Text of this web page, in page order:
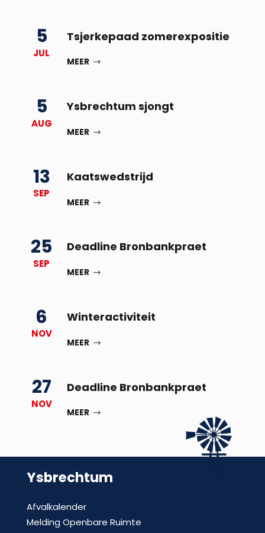
5
JUL
Tsjerkepaad zomerexpositie
MEER
5
AUG
Ysbrechtum sjongt
MEER
13
SEP
Kaatswedstrijd
MEER
25
SEP
Deadline Bronbankpraet
MEER
6
NOV
Winteractiviteit
MEER
27
NOV
Deadline Bronbankpraet
MEER
Ysbrechtum
Afvalkalender
Melding Openbare Ruimte